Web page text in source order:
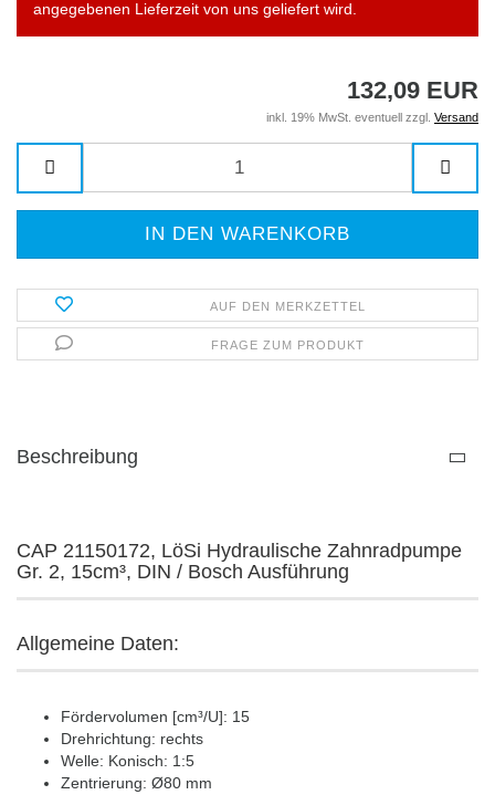
angegebenen Lieferzeit von uns geliefert wird.
132,09 EUR
inkl. 19% MwSt. eventuell zzgl. Versand
AUF DEN MERKZETTEL
FRAGE ZUM PRODUKT
Beschreibung
CAP 21150172, LöSi Hydraulische Zahnradpumpe
Gr. 2, 15cm³, DIN / Bosch Ausführung
Allgemeine Daten:
Fördervolumen [cm³/U]: 15
Drehrichtung: rechts
Welle: Konisch: 1:5
Zentrierung: Ø80 mm